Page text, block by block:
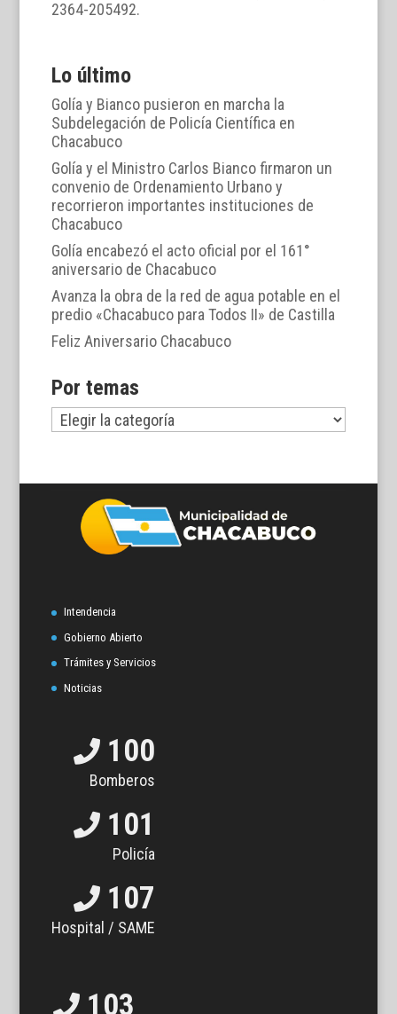
2364-205492.
Lo último
Golía y Bianco pusieron en marcha la
Subdelegación de Policía Científica en
Chacabuco
Golía y el Ministro Carlos Bianco firmaron un
convenio de Ordenamiento Urbano y
recorrieron importantes instituciones de
Chacabuco
Golía encabezó el acto oficial por el 161°
aniversario de Chacabuco
Avanza la obra de la red de agua potable en el
predio «Chacabuco para Todos II» de Castilla
Feliz Aniversario Chacabuco
Por temas
Por
temas
Intendencia
Gobierno Abierto
Trámites y Servicios
Noticias
100
Bomberos
101
Policía
107
Hospital / SAME
103